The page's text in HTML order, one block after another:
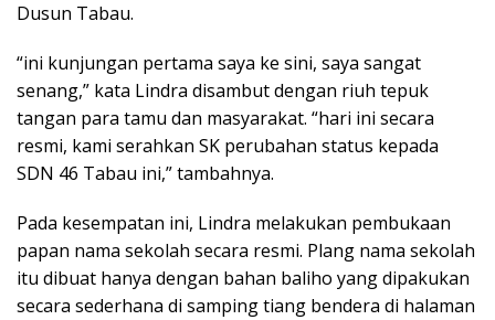
Dusun Tabau.
“ini kunjungan pertama saya ke sini, saya sangat
senang,” kata Lindra disambut dengan riuh tepuk
tangan para tamu dan masyarakat. “hari ini secara
resmi, kami serahkan SK perubahan status kepada
SDN 46 Tabau ini,” tambahnya.
Pada kesempatan ini, Lindra melakukan pembukaan
papan nama sekolah secara resmi. Plang nama sekolah
itu dibuat hanya dengan bahan baliho yang dipakukan
secara sederhana di samping tiang bendera di halaman